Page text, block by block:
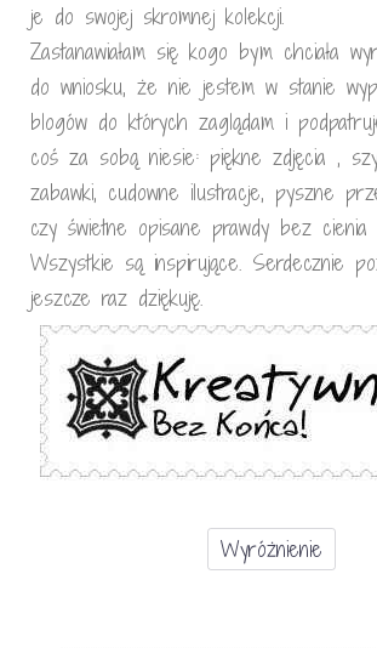
je do swojej skromnej kolekcji.
Zastanawiałam się kogo bym chciała
do wniosku, że nie jestem w stanie
blogów do których zaglądam i
coś za sobą niesie: piękne zdjęcia ,
zabawki, cudowne ilustracje, pyszne
czy świetne opisane prawdy bez cienia
Wszystkie są inspirujące. Serdecznie
jeszcze raz dziękuję.
Wyróżnienie